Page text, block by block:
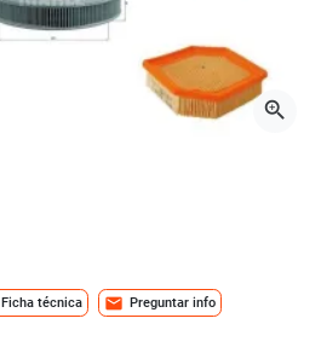
zoom_in
Ficha técnica mail Preguntar info